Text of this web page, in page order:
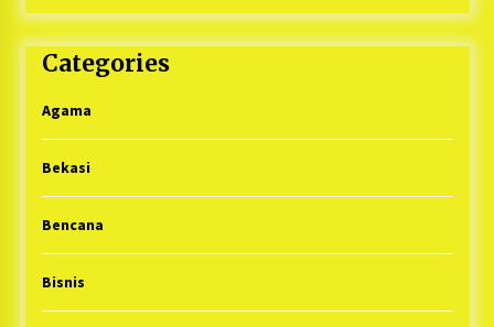
Categories
Agama
Bekasi
Bencana
Bisnis